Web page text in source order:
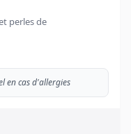
perles de
en cas d'allergies